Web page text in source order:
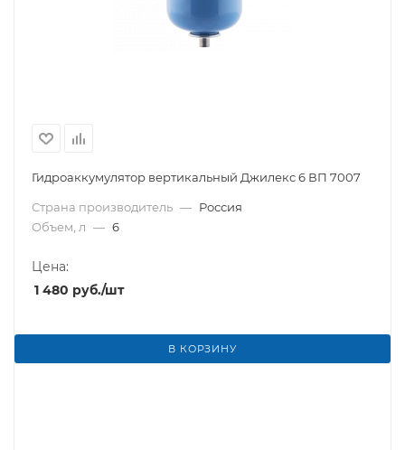
Гидроаккумулятор вертикальный Джилекс 6 ВП 7007
Страна производитель — Россия
Объем, л — 6
Цена:
1 480 руб./шт
В КОРЗИНУ